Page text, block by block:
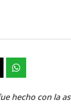
hecho con la